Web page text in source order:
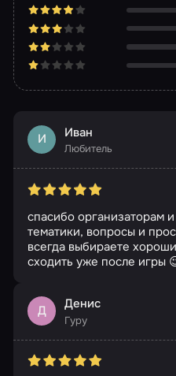
И Иван
Любитель
спасибо организаторам
тематики, вопросы и
всегда выбираете
сходить уже после игры
Д Денис
Гуру